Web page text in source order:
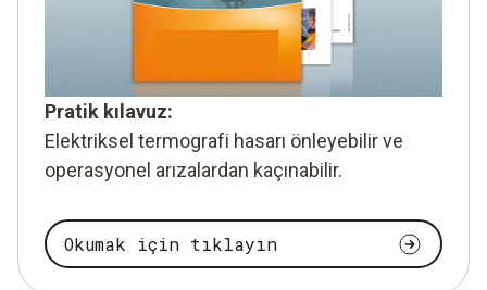
Pratik kılavuz:
Elektriksel termografi hasarı önleyebilir ve
operasyonel arızalardan kaçınabilir.
Okumak için tıklayın